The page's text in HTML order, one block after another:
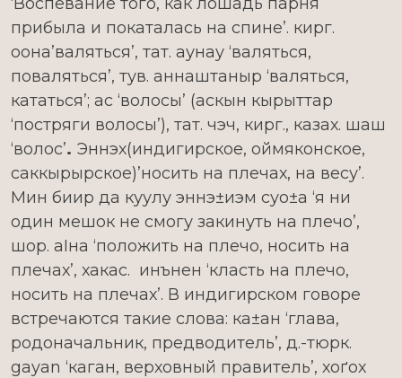
прибыла и покаталась на спине’. кирг.
оона’валяться’, тат. аунау ‘валяться,
поваляться’, тув. аннаштаныр ‘валяться,
кататься’; ас ‘волосы’ (аскын кырыттар
‘постряги волосы’), тат. чэч, кирг., казах. шаш
‘волос’. Эннэх(индигирское, оймяконское,
саккырырское)’носить на плечах, на весу’.
Мин биир да куулу эннэ±иэм суо±а ‘я ни
один мешок не смогу закинуть на плечо’,
шор. аІна ‘положить на плечо, носить на
плечах’, хакас. инънен ‘класть на плечо,
носить на плечах’. В индигирском говоре
встречаются такие слова: ка±ан ‘глава,
родоначальник, предводитель’, д.-тюрк.
gayan ‘каган, верховный правитель’, хоґох